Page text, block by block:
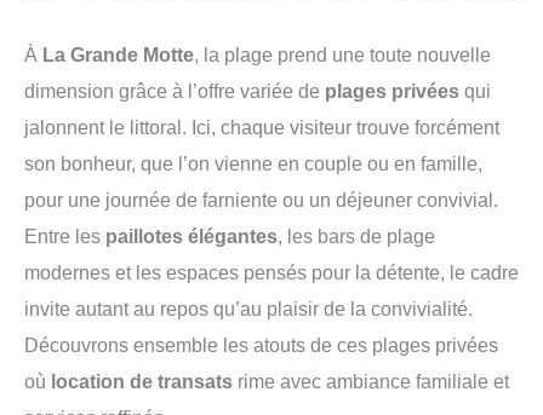
À La Grande Motte, la plage prend une toute nouvelle
dimension grâce à l’offre variée de plages privées qui
jalonnent le littoral. Ici, chaque visiteur trouve forcément
son bonheur, que l’on vienne en couple ou en famille,
pour une journée de farniente ou un déjeuner convivial.
Entre les paillotes élégantes, les bars de plage
modernes et les espaces pensés pour la détente, le cadre
invite autant au repos qu’au plaisir de la convivialité.
Découvrons ensemble les atouts de ces plages privées
où location de transats rime avec ambiance familiale et